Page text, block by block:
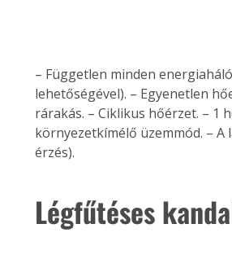
– Független minden
lehetőségével). – Egyenetlen
rárakás. – Ciklikus hőérzet. – 1
környezetkímélő üzemmód. –
érzés).
Légfűtéses